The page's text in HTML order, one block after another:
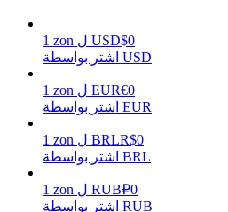
يكسب
1 zon ل USD$0
اشتر بواسطة USD
1 zon ل EUR€0
اشتر بواسطة EUR
1 zon ل BRLR$0
اشتر بواسطة BRL
1 zon ل RUB₽0
اشتر بواسطة RUB